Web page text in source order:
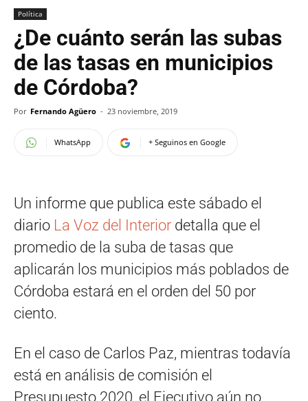
Política
¿De cuánto serán las subas
de las tasas en municipios
de Córdoba?
Por Fernando Agüero - 23 noviembre, 2019
WhatsApp + Seguinos en Google
Un informe que publica este sábado el
diario La Voz del Interior detalla que el
promedio de la suba de tasas que
aplicarán los municipios más poblados de
Córdoba estará en el orden del 50 por
ciento.
En el caso de Carlos Paz, mientras todavía
está en análisis de comisión el
Presupuesto 2020, el Ejecutivo aún no